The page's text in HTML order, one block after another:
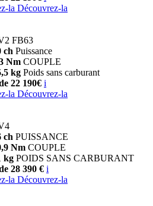
la Découvrez-la
FB63
ch Puissance
Nm COUPLE
kg Poids sans carburant
22 190€ i
la Découvrez-la
ch PUISSANCE
Nm COUPLE
kg POIDS SANS CARBURANT
28 390 € i
la Découvrez-la